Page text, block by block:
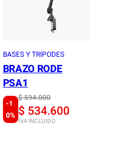
BASES Y TRIPODES
BRAZO RODE
PSA1
-1
0%
$594.000
O
r$ 534.600
C
u
IVA INCLUIDO